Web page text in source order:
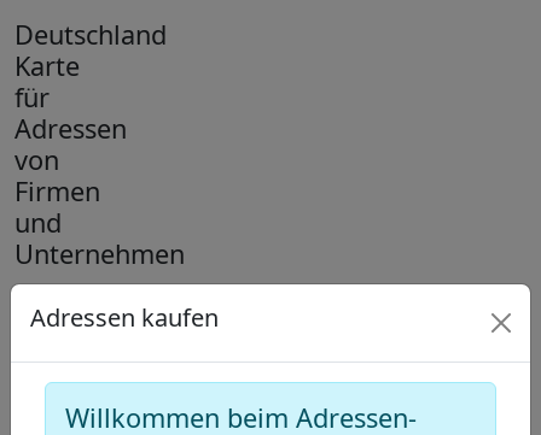
Deutschland
Karte
für
Adressen
von
Firmen
und
Unternehmen
+
Adressen kaufen
Willkommen beim Adressen-